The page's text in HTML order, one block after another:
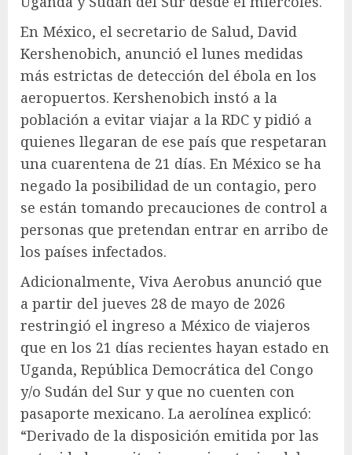
En México, el secretario de Salud, David
Kershenobich, anunció el lunes medidas
más estrictas de detección del ébola en los
aeropuertos. Kershenobich instó a la
población a evitar viajar a la RDC y pidió a
quienes llegaran de ese país que respetaran
una cuarentena de 21 días. En México se ha
negado la posibilidad de un contagio, pero
se están tomando precauciones de control a
personas que pretendan entrar en arribo de
los países infectados.
Adicionalmente, Viva Aerobus anunció que
a partir del jueves 28 de mayo de 2026
restringió el ingreso a México de viajeros
que en los 21 días recientes hayan estado en
Uganda, República Democrática del Congo
y/o Sudán del Sur y que no cuenten con
pasaporte mexicano. La aerolínea explicó:
“Derivado de la disposición emitida por las